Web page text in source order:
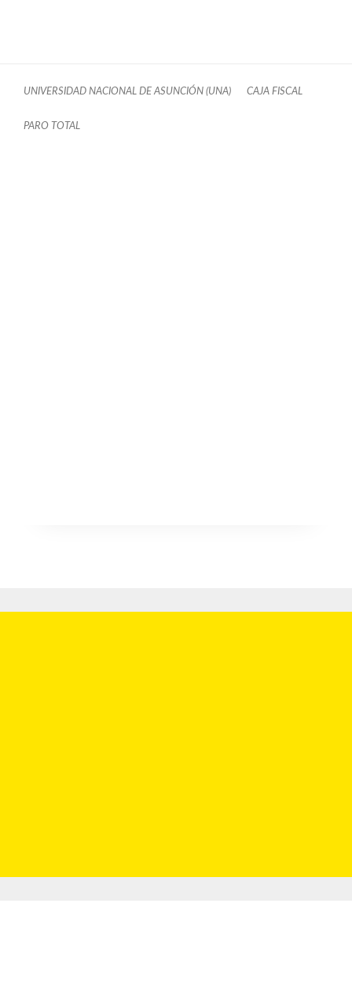
UNIVERSIDAD NACIONAL DE ASUNCIÓN (UNA) CAJA FISCAL
PARO TOTAL